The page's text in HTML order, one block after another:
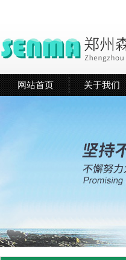
网站首页 关于我们